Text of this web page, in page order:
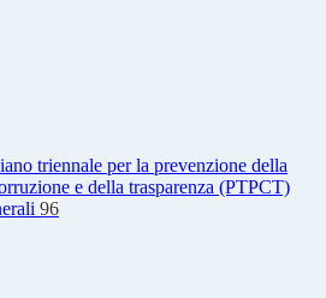
triennale per la prevenzione della
e della trasparenza (PTPCT)
96